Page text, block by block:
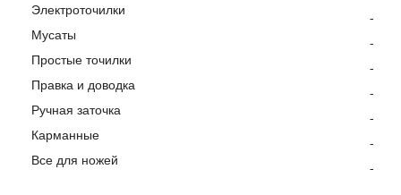
Электроточилки -
Мусаты -
Простые точилки -
Правка и доводка -
Ручная заточка -
Карманные -
Все для ножей -